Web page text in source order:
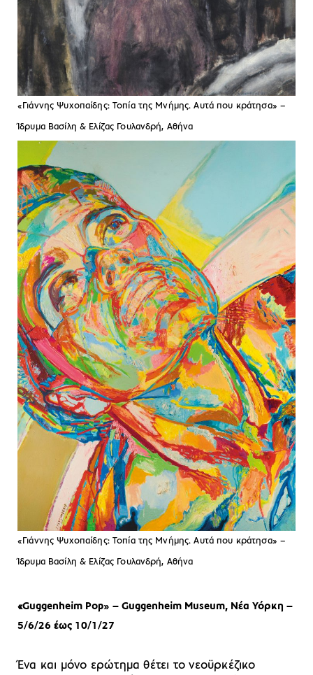
«Γιάννης Ψυχοπαίδης: Τοπία της Μνήμης. Αυτά που κράτησα» –
Ίδρυμα Βασίλη & Ελίζας Γουλανδρή, Αθήνα
«Γιάννης Ψυχοπαίδης: Τοπία της Μνήμης. Αυτά που κράτησα» –
Ίδρυμα Βασίλη & Ελίζας Γουλανδρή, Αθήνα
«Guggenheim Pop» – Guggenheim Museum, Νέα Υόρκη –
5/6/26 έως 10/1/27
Ένα και μόνο ερώτημα θέτει το νεοϋρκέζικο